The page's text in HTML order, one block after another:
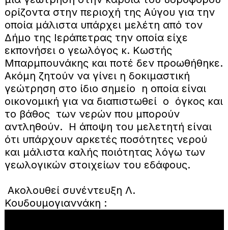
ορίζοντα στην περιοχή της Αύγου για την
οποία μάλιστα υπάρχει μελέτη από τον
Δήμο της Ιεράπετρας την οποία είχε
εκπονήσει ο γεωλόγος κ. Κωστής
Μπαρμπουνάκης και ποτέ δεν προωθήθηκε.
Ακόμη ζητούν να γίνει η δοκιμαστική
γεώτρηση στο ίδιο σημείο η οποία είναι
οικονομική για να διαπιστωθεί ο όγκος και
το βάθος των νερών που μπορούν
αντληθούν. Η άποψη του μελετητή είναι
ότι υπάρχουν αρκετές ποσότητες νερού
και μάλιστα καλής ποιότητας λόγω των
γεωλογικών στοιχείων του εδάφους.
Ακολουθεί συνέντευξη Λ.
Κουδουμογιαννάκη :